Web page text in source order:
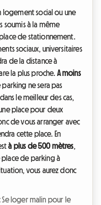
logement social ou une
soumis à la même
de stationnement.
sociaux, universitaires
de la distance à
la plus proche. A moins
ne sera pas
le meilleur des cas,
place pour deux
de vous arranger avec
cette place. En
à plus de 500 mètres,
de parking à
vous aurez donc
Se loger malin pour le